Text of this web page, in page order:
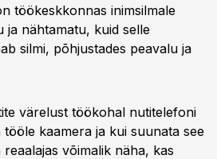
töökeskkonnas inimsilmale
ja nähtamatu, kuid selle
silmi, põhjustades peavalu ja
värelust töökohal nutitelefoni
tööle kaamera ja kui suunata see
võimalik näha, kas